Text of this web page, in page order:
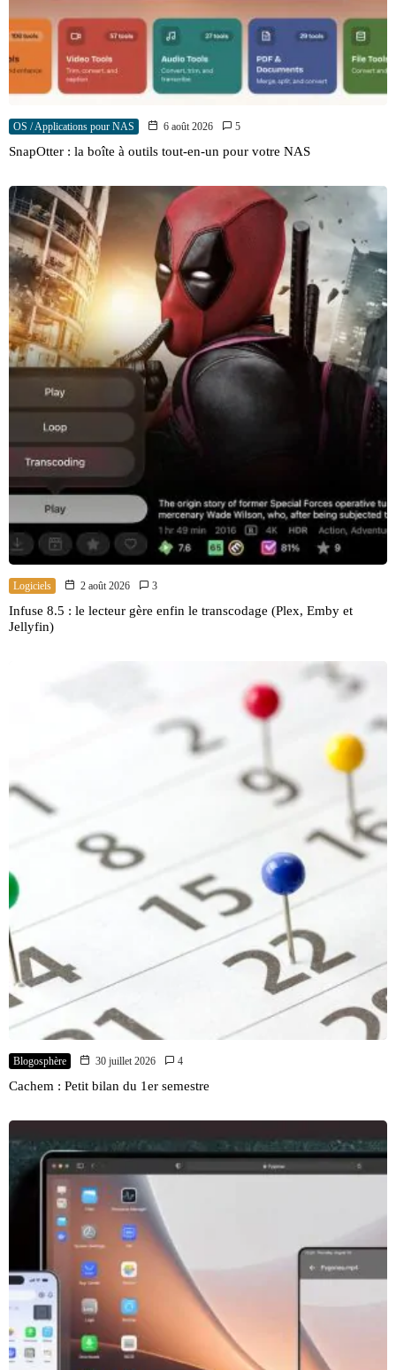
OS / Applications pour NAS 6 août 2026 5
SnapOtter : la boîte à outils tout-en-un pour votre NAS
Logiciels 2 août 2026 3
Infuse 8.5 : le lecteur gère enfin le transcodage (Plex, Emby et
Jellyfin)
Blogosphère 30 juillet 2026 4
Cachem : Petit bilan du 1er semestre